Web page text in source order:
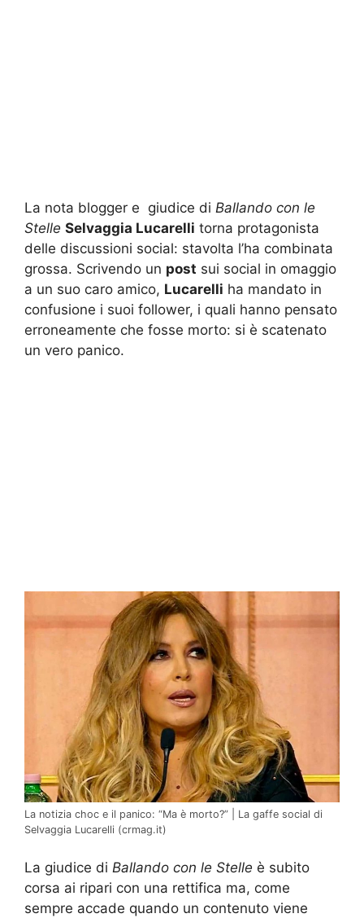
La nota blogger e giudice di Ballando con le
Stelle Selvaggia Lucarelli torna protagonista
delle discussioni social: stavolta l’ha combinata
grossa. Scrivendo un post sui social in omaggio
a un suo caro amico, Lucarelli ha mandato in
confusione i suoi follower, i quali hanno pensato
erroneamente che fosse morto: si è scatenato
un vero panico.
La notizia choc e il panico: “Ma è morto?” | La gaffe social di
Selvaggia Lucarelli (crmag.it)
La giudice di Ballando con le Stelle è subito
corsa ai ripari con una rettifica ma, come
sempre accade quando un contenuto viene